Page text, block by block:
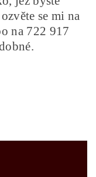
se mi na
na 722 917